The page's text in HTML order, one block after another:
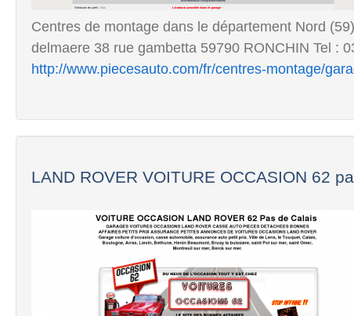
Centres de montage dans le département Nord
delmaere 38 rue gambetta 59790 RONCHIN Tel :
http://www.piecesauto.com/fr/centres-montage/
LAND ROVER VOITURE OCCASION 62